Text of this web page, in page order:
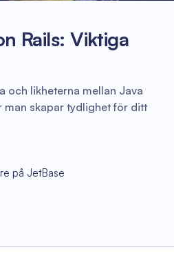
Rails: Viktiga
och likheterna mellan Java
skapar tydlighet för ditt
på JetBase